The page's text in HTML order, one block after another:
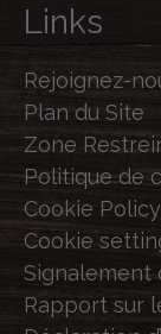
Links
Rejoignez-
Plan du Site
Zone
Politique de
Cookie Policy
Cookie
Signalement
Rapport sur